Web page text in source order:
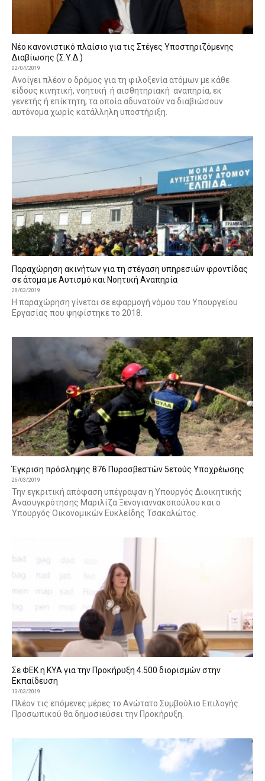
Νέο κανονιστικό πλαίσιο για τις Στέγες Υποστηριζόμενης
Διαβίωσης (Σ.Υ.Δ.)
02/04/2019
Ανοίγει πλέον ο δρόμος για τη φιλοξενία ατόμων με κάθε
είδους κινητική, νοητική ή αισθητηριακή αναπηρία, εκ
γενετής ή επίκτητη, τα οποία αδυνατούν να διαβιώσουν
αυτόνομα χωρίς κατάλληλη υποστήριξη.
Παραχώρηση ακινήτων για τη στέγαση υπηρεσιών φροντίδας
σε άτομα με Αυτισμό και Νοητική Αναπηρία
28/03/2019
Η παραχώρηση γίνεται σε εφαρμογή νόμου του Υπουργείου
Εργασίας που ψηφίστηκε το 2018.
Έγκριση πρόσληψης 876 Πυροσβεστών 5ετούς Υποχρέωσης
26/03/2019
Την εγκριτική απόφαση υπέγραψαν η Υπουργός Διοικητικής
Ανασυγκρότησης Μαριλίζα Ξενογιαννακοπούλου και ο
Υπουργός Οικονομικών Ευκλείδης Τσακαλώτος.
Σε ΦΕΚ η ΚΥΑ για την Προκήρυξη 4.500 διορισμών στην
Εκπαίδευση
13/03/2019
Πλέον τις επόμενες μέρες το Ανώτατο Συμβούλιο Επιλογής
Προσωπικού θα δημοσιεύσει την Προκήρυξη.